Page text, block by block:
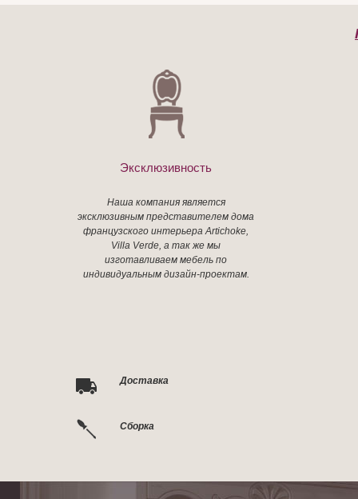
Эксклюзивность
Наша компания является
эксклюзивным представителем дома
французского интерьера Artichoke,
Villa Verde, а так же мы
изготавливаем мебель по
индивидуальным дизайн-проектам.
Доставка
Сборка